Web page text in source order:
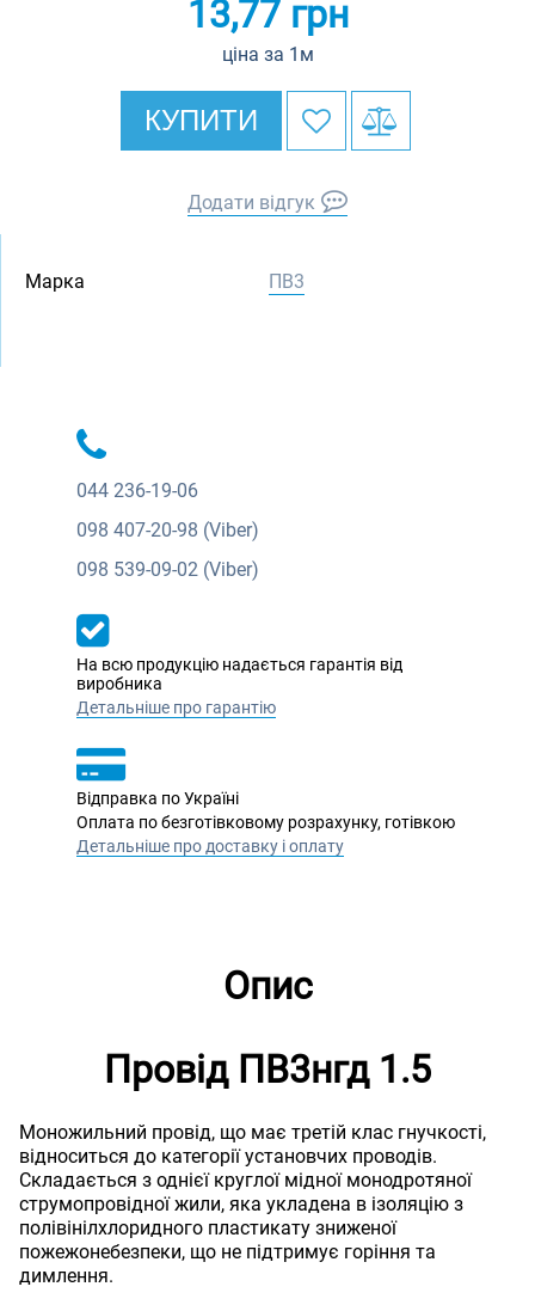
13,77грн
ціна за 1м
КУПИТИ
Додати відгук
Марка ПВ3
044 236-19-06
098 407-20-98 (Viber)
098 539-09-02 (Viber)
На всю продукцію надається гарантія від
виробника
Детальніше про гарантію
Відправка по Україні
Оплата по безготівковому розрахунку, готівкою
Детальніше про доставку і оплату
Опис
Провід ПВ3нгд 1.5
Моножильний провід, що має третій клас гнучкості,
відноситься до категорії установчих проводів.
Складається з однієї круглої мідної монодротяної
струмопровідної жили, яка укладена в ізоляцію з
полівінілхлоридного пластикату зниженої
пожежонебезпеки, що не підтримує горіння та
димлення.